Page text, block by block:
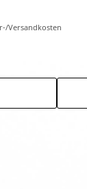
Versandkosten